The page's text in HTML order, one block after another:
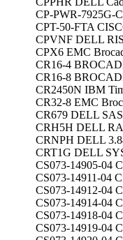
CP-PWR-7925G-
CPT-50-FTA
CPVNF DELL
CPX6 EMC
CR16-4
CR16-8
CR2450N IBM
CR32-8 EMC
CR679 DELL
CRH5H DELL
CRNPH DELL
CRT1G DELL
CS073-14905-04
CS073-14911-04
CS073-14912-04
CS073-14914-04
CS073-14918-04
CS073-14919-04